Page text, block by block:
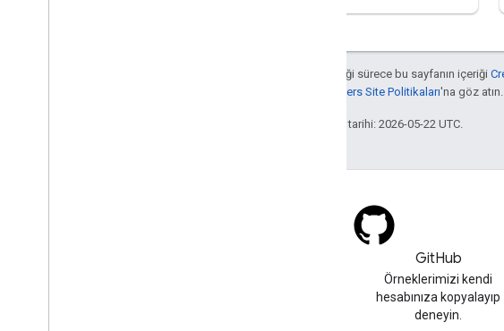
Aksi belirtilmediği sürece bu sayfanın içeriği
Google Developers Site Politikaları'na göz
Son güncelleme tarihi: 2026-05-22 UTC.
GitHub
Örneklerimizi kendi
hesabınıza kopyalayıp
deneyin.